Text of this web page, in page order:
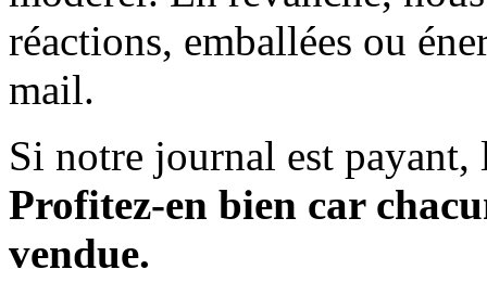
réactions, emballées ou
mail.
Si notre journal est payant,
Profitez-en bien car
vendue.